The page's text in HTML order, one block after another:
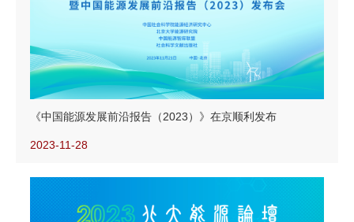
《中国能源发展前沿报告（2023）》在京顺利发布
2023-11-28